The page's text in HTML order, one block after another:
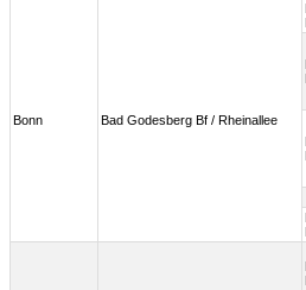
Bonn Bad Godesberg Bf / Rheinallee